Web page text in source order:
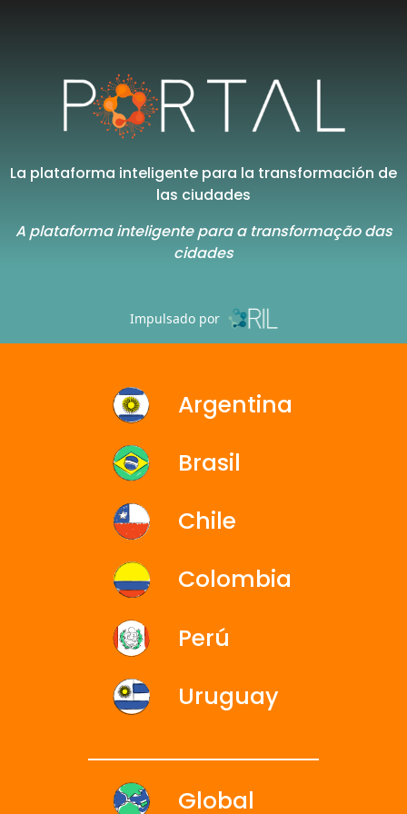
La plataforma inteligente para la transformación de
las ciudades
A plataforma inteligente para a transformação das
cidades
Impulsado por
Argentina
Brasil
Chile
Colombia
Perú
Uruguay
Global